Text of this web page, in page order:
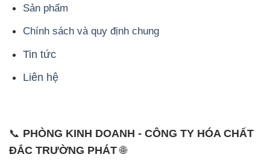
Sản phẩm
Chính sách và quy định chung
Tin tức
Liên hệ
📞 PHÒNG KINH DOANH - CÔNG TY HÓA CHẤT
ĐẮC TRƯỜNG PHÁT🌐